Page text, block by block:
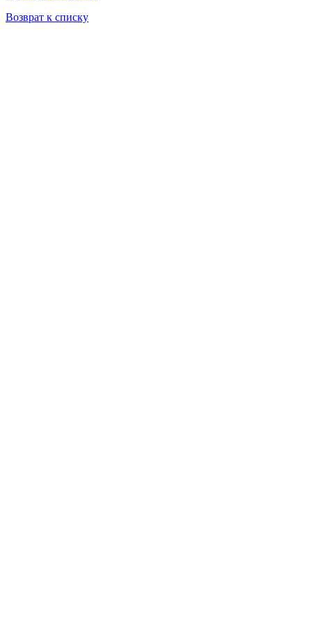
Возврат к списку